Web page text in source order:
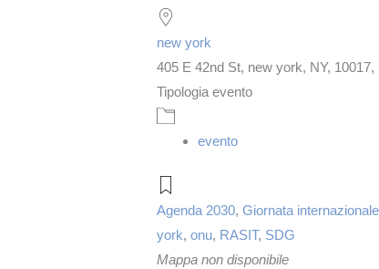
new york
405 E 42nd St, new york, NY, 10017,
Tipologia evento
evento
Agenda 2030,Giornata
york,onu, RASIT, SDG
Mappa non disponibile